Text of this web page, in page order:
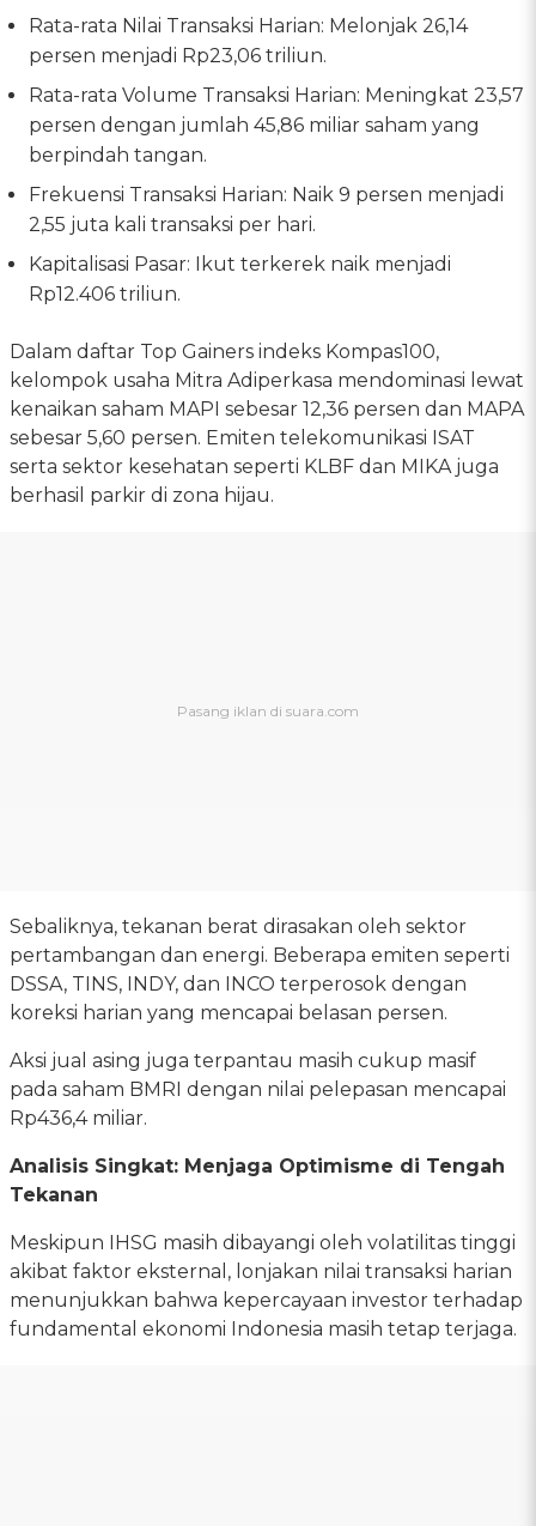
Rata-rata Nilai Transaksi Harian: Melonjak 26,14
persen menjadi Rp23,06 triliun.
Rata-rata Volume Transaksi Harian: Meningkat 23,57
persen dengan jumlah 45,86 miliar saham yang
berpindah tangan.
Frekuensi Transaksi Harian: Naik 9 persen menjadi
2,55 juta kali transaksi per hari.
Kapitalisasi Pasar: Ikut terkerek naik menjadi
Rp12.406 triliun.
Dalam daftar Top Gainers indeks Kompas100,
kelompok usaha Mitra Adiperkasa mendominasi lewat
kenaikan saham MAPI sebesar 12,36 persen dan MAPA
sebesar 5,60 persen. Emiten telekomunikasi ISAT
serta sektor kesehatan seperti KLBF dan MIKA juga
berhasil parkir di zona hijau.
Sebaliknya, tekanan berat dirasakan oleh sektor
pertambangan dan energi. Beberapa emiten seperti
DSSA, TINS, INDY, dan INCO terperosok dengan
koreksi harian yang mencapai belasan persen.
Aksi jual asing juga terpantau masih cukup masif
pada saham BMRI dengan nilai pelepasan mencapai
Rp436,4 miliar.
Analisis Singkat: Menjaga Optimisme di Tengah
Tekanan
Meskipun IHSG masih dibayangi oleh volatilitas tinggi
akibat faktor eksternal, lonjakan nilai transaksi harian
menunjukkan bahwa kepercayaan investor terhadap
fundamental ekonomi Indonesia masih tetap terjaga.